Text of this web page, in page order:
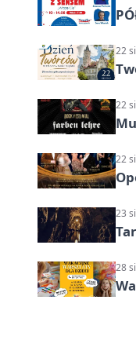
22
22
22
23
28